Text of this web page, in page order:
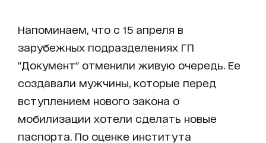
Напоминаем, что с 15 апреля в
зарубежных подразделениях ГП
"Документ" отменили живую очередь. Ее
создавали мужчины, которые перед
вступлением нового закона о
мобилизации хотели сделать новые
паспорта. По оценке института